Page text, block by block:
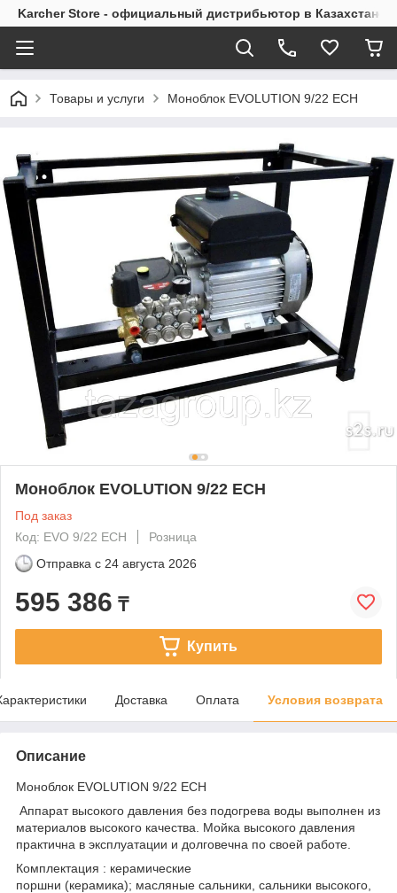
Karcher Store - официальный дистрибьютор в Казахстане
Товары и услуги Моноблок EVOLUTION 9/22 EСН
Моноблок EVOLUTION 9/22 EСН
Под заказ
Код: EVO 9/22 EСН
Розница
Отправка с 24 августа 2026
595 386 ₸
Купить
Доставка Оплата Условия возврата
Описание
Моноблок EVOLUTION 9/22 EСН
Аппарат высокого давления без подогрева воды выполнен из
материалов высокого качества. Мойка высокого давления
практична в эксплуатации и долговечна по своей работе.
Комплектация : керамические
поршни (керамика); масляные сальники, сальники высокого,